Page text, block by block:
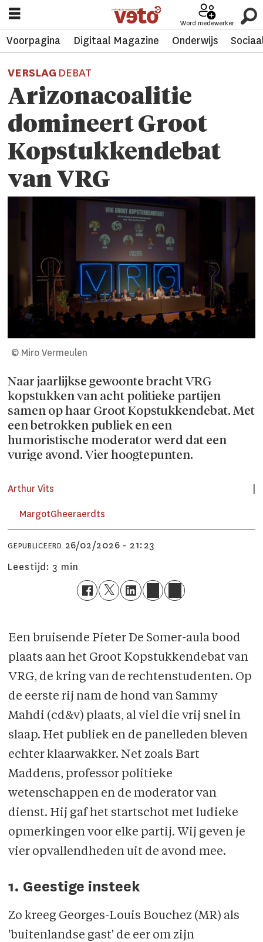
Word medewerker
Voorpagina Digitaal Magazine Onderwijs
VERSLAG DEBAT
Arizonacoalitie
domineert Groot
Kopstukkendebat
van VRG
© Miro Vermeulen
Naar jaarlijkse gewoonte bracht VRG
kopstukken van acht politieke partijen
samen op haar Groot Kopstukkendebat. Met
een betrokken publiek en een
humoristische moderator werd dat een
vurige avond. Vier hoogtepunten.
Arthur Vits
MargotGheeraerdts
GEPUBLICEERD
26/02/2026 - 21:23
Leestijd:3 min
Een bruisende Pieter De Somer-aula bood
plaats aan het Groot Kopstukkendebat van
VRG, de kring van de rechtenstudenten. Op
de eerste rij nam de hond van Sammy
Mahdi (cd&v) plaats, al viel die vrij snel in
slaap. Het publiek en de panelleden bleven
echter klaarwakker. Net zoals Bart
Maddens, professor politieke
wetenschappen en de moderator van
dienst. Hij gaf het startschot met ludieke
opmerkingen voor elke partij. Wij geven je
vier opvallendheden uit de avond mee.
1. Geestige insteek
Zo kreeg Georges-Louis Bouchez (MR) als
'buitenlandse gast' de eer om zijn